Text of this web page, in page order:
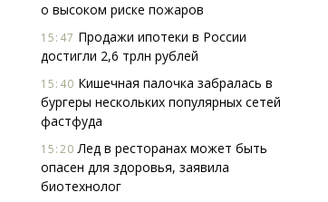
о высоком риске пожаров
15:47 Продажи ипотеки в России
достигли 2,6 трлн рублей
15:40 Кишечная палочка забралась в
бургеры нескольких популярных сетей
фастфуда
15:20 Лед в ресторанах может быть
опасен для здоровья, заявила
биотехнолог